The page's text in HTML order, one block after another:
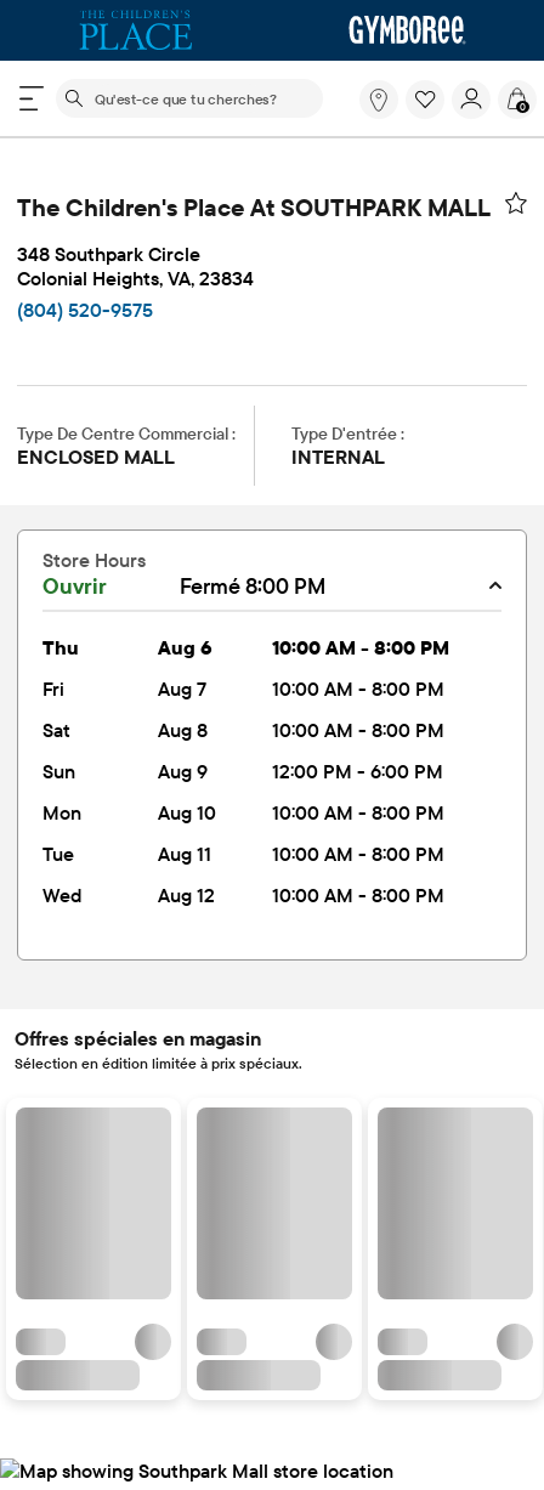
Le champ de recherche ci-dessous filtre les
Qu'est-
que
0
The Children's Place At SOUTHPARK MALL
348 Southpark Circle
Colonial Heights, VA, 23834
(804) 520-9575
Type De Centre Commercial :
ENCLOSED MALL
Type D'entrée :
INTERNAL
Store Hours
Ouvrir Fermé 8:00 PM
thu Aug 6
10:00 AM - 8:00 PM
fri
Aug 7
10:00 AM - 8:00 PM
sat
Aug 8
10:00 AM - 8:00 PM
sun
Aug 9
12:00 PM - 6:00 PM
mon
Aug 10
10:00 AM - 8:00 PM
tue
Aug 11
10:00 AM - 8:00 PM
wed
Aug 12 10:00 AM - 8:00 PM
Offres spéciales en magasin
Sélection en édition limitée à prix spéciaux.